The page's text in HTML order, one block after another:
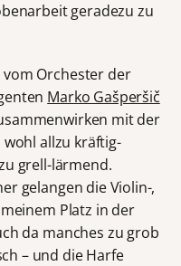
geradezu zu
vom Orchester der
Marko Gašperšič
mit der
allzu kräftig-
grell-lärmend.
gelangen die Violin-,
Platz in der
da manches zu grob
– und die Harfe